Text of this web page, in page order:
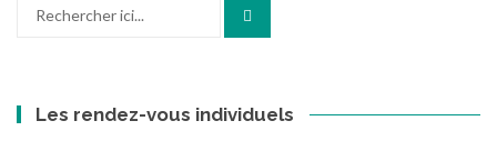
Les rendez-vous individuels